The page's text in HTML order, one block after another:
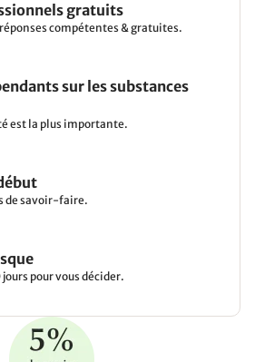
gratuits
compétentes & gratuites.
sur les substances
est la plus importante.
de savoir-faire.
pour vous décider.